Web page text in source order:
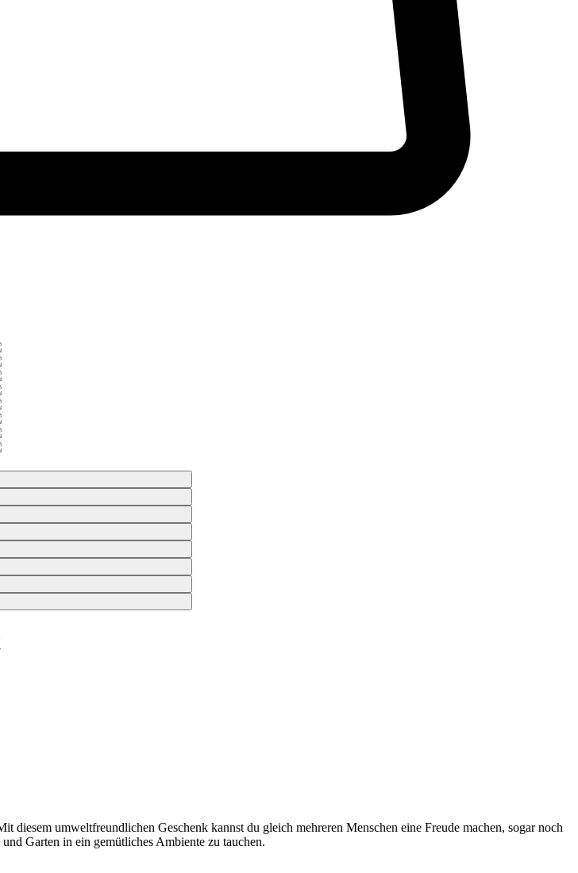
diesem umweltfreundlichen Geschenk kannst du gleich mehreren Menschen eine Freude machen, sogar noch
Garten in ein gemütliches Ambiente zu tauchen.